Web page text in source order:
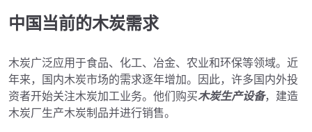
中国当前的木炭需求
木炭广泛应用于食品、化工、冶金、农业和环保等领域。近
年来，国内木炭市场的需求逐年增加。因此，许多国内外投
资者开始关注木炭加工业务。他们购买木炭生产设备，建造
木炭厂生产木炭制品并进行销售。